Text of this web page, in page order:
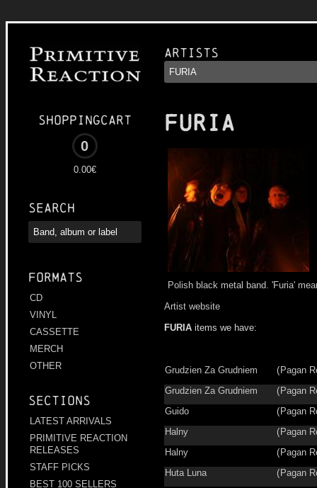
Shoppingcart
0
0.00€
Search
Formats
CD
VINYL
CASSETTE
MERCH
OTHER
Sections
LATEST ARRIVALS
PRIMITIVE REACTION
RELEASES
STAFF PICKS
BEST 100 SELLERS
Artists
FURIA
Polish black metal band. 'Furia'
Artist website
FURIA items we have:
Grudzien Za Grudniem ( Pagan
Grudzien Za Grudniem
( Pagan
Guido
( Pagan
Halny
( Pagan
Halny
( Pagan
Huta Luna
( Pagan